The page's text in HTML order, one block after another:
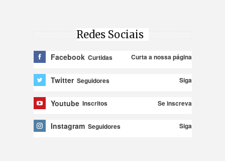
Redes Sociais
Facebook Curtidas Curta a nossa página
Twitter Seguidores Siga
Youtube Inscritos Se inscreva
Instagram Seguidores Siga